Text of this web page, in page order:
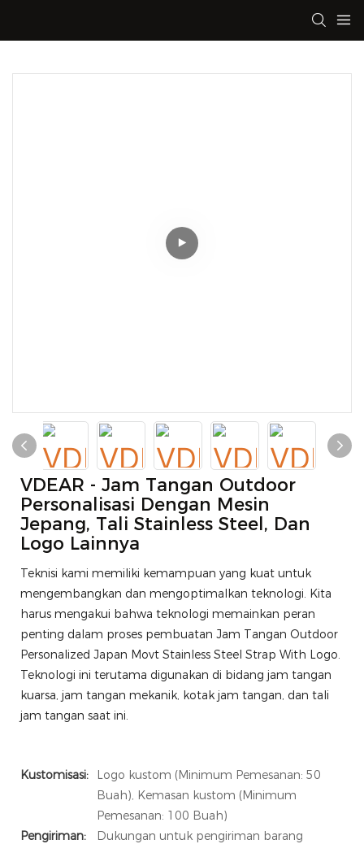
VDEAR - Jam Tangan Outdoor
Personalisasi Dengan Mesin
Jepang, Tali Stainless Steel, Dan
Logo Lainnya
Teknisi kami memiliki kemampuan yang kuat untuk
mengembangkan dan mengoptimalkan teknologi. Kita
harus mengakui bahwa teknologi memainkan peran
penting dalam proses pembuatan Jam Tangan Outdoor
Personalized Japan Movt Stainless Steel Strap With Logo.
Teknologi ini terutama digunakan di bidang jam tangan
kuarsa, jam tangan mekanik, kotak jam tangan, dan tali
jam tangan saat ini.
Kustomisasi:
Logo kustom (Minimum Pemesanan: 50
Buah), Kemasan kustom (Minimum
Pemesanan: 100 Buah)
Pengiriman:
Dukungan untuk pengiriman barang